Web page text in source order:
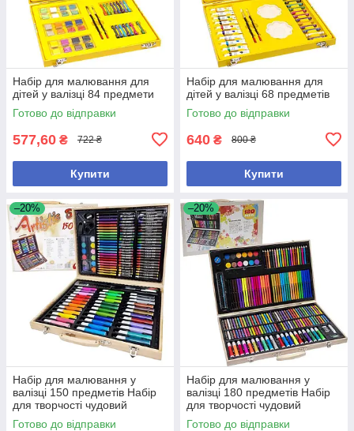
Набір для малювання для
дітей у валізці 84 предмети
Готово до відправки
577,60 ₴ 722 ₴
Купити
Набір для малювання для
дітей у валізці 68 предметів
Готово до відправки
640 ₴ 800 ₴
Купити
–20%
Набір для малювання у
валізці 150 предметів Набір
для творчості чудовий
подарунок для дитини
Готово до відправки
–20%
Набір для малювання у
валізці 180 предметів Набір
для творчості чудовий
подарунок для дитини.
Готово до відправки